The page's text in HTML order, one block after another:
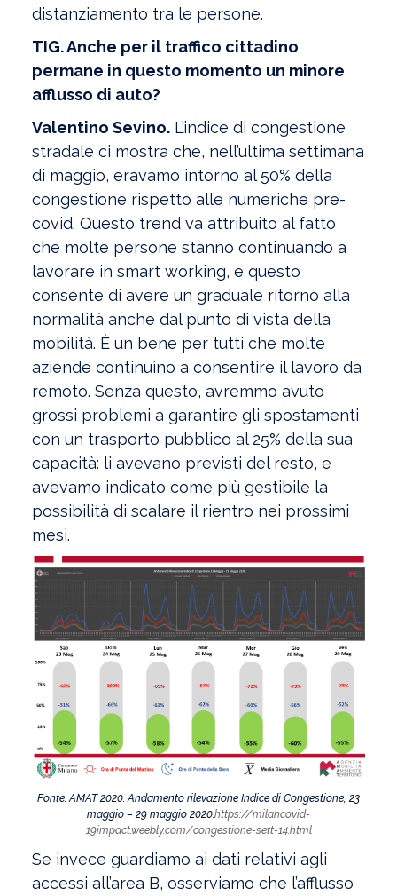
distanziamento tra le persone.
TIG. Anche per il traffico cittadino
permane in questo momento un minore
afflusso di auto?
Valentino Sevino. L’indice di congestione
stradale ci mostra che, nell’ultima settimana
di maggio, eravamo intorno al 50% della
congestione rispetto alle numeriche pre-
covid. Questo trend va attribuito al fatto
che molte persone stanno continuando a
lavorare in smart working, e questo
consente di avere un graduale ritorno alla
normalità anche dal punto di vista della
mobilità. È un bene per tutti che molte
aziende continuino a consentire il lavoro da
remoto. Senza questo, avremmo avuto
grossi problemi a garantire gli spostamenti
con un trasporto pubblico al 25% della sua
capacità: li avevano previsti del resto, e
avevamo indicato come più gestibile la
possibilità di scalare il rientro nei prossimi
mesi.
Fonte: AMAT 2020. Andamento rilevazione Indice di Congestione, 23
maggio – 29 maggio 2020.https://milancovid-
19impact.weebly.com/congestione-sett-14.html
Se invece guardiamo ai dati relativi agli
accessi all’area B, osserviamo che l’afflusso